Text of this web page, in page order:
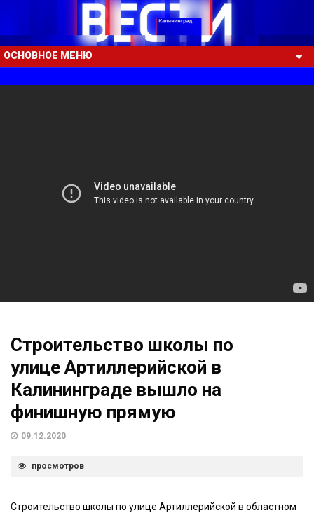
ОСНОВНОЕ МЕНЮ
Строительство школы по
улице Артиллерийской в
Калининграде вышло на
финишную прямую
09.12.2020
просмотров
Строительство школы по улице Артиллерийской в областном